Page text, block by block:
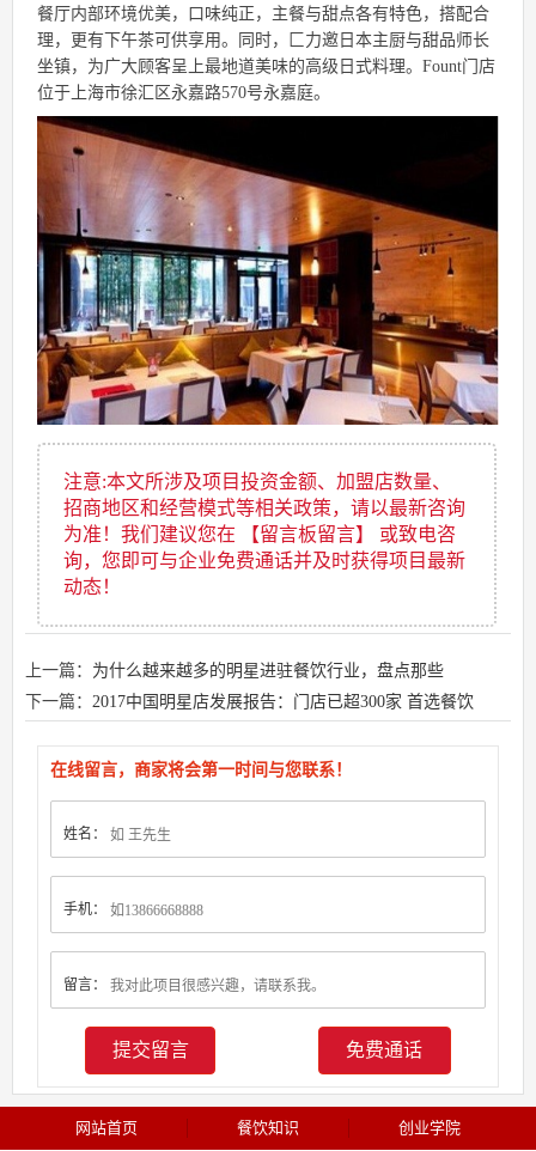
餐厅内部环境优美，口味纯正，主餐与甜点各有特色，搭配合
理，更有下午茶可供享用。同时，匚力邀日本主厨与甜品师长
坐镇，为广大顾客呈上最地道美味的高级日式料理。Fount门店
位于上海市徐汇区永嘉路570号永嘉庭。
注意:本文所涉及项目投资金额、加盟店数量、
招商地区和经营模式等相关政策，请以最新咨询
为准！我们建议您在 【留言板留言】 或致电咨
询，您即可与企业免费通话并及时获得项目最新
动态！
上一篇： 为什么越来越多的明星进驻餐饮行业，盘点那些
下一篇： 2017中国明星店发展报告：门店已超300家 首选餐饮
在线留言，商家将会第一时间与您联系！
姓名：
手机：
留言：
免费通话
网站首页 餐饮知识 创业学院